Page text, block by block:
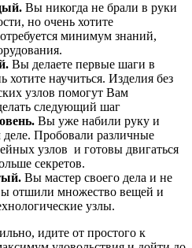
Вы никогда не брали в руки
но очень хотите
минимум знаний,
Вы делаете первые шаги в
научиться. Изделия без
узлов помогут Вам
следующий шаг
Вы уже набили руку и
Пробовали различные
узлов и готовы двигаться
секретов.
Вы мастер своего дела и не
отшили множество вещей и
узлы.
идите от простого к